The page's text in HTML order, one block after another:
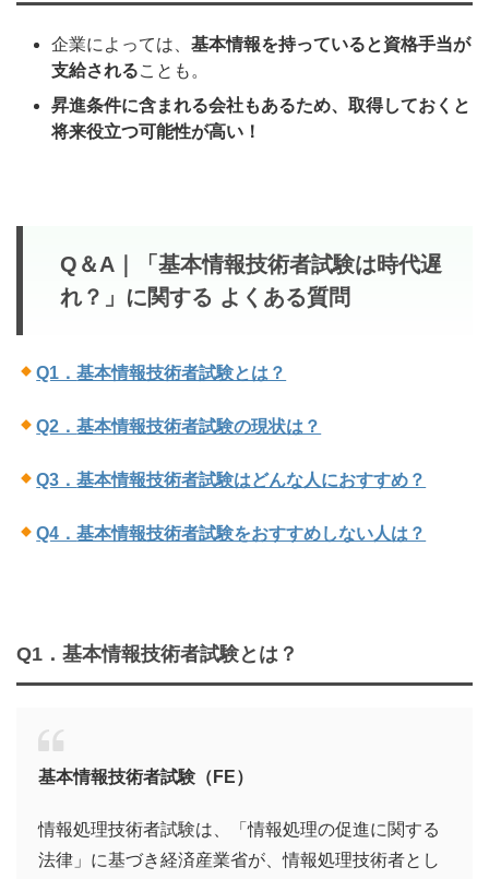
企業によっては、 基本情報を持っていると資格手当が
支給されることも。
昇進条件に含まれる会社もあるため、取得しておくと
将来役立つ可能性が高い！
Q＆A｜「基本情報技術者試験は時代遅
れ？」 に関する よくある質問
Q1．基本情報技術者試験とは？
Q2．基本情報技術者試験の現状は？
Q3．基本情報技術者試験はどんな人におすすめ？
Q4．基本情報技術者試験をおすすめしない人は？
Q1． 基本情報技術者試験とは？
基本情報技術者試験（FE）
情報処理技術者試験は、「情報処理の促進に関する
法律」に基づき経済産業省が、情報処理技術者とし